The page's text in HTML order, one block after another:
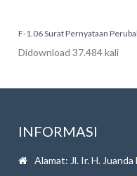
F-1.06 Surat Pernyataan
Didownload 37.484 kali
INFORMASI
Alamat: Jl. Ir. H. Juanda